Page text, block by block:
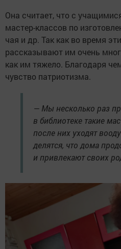
Она считает, что с
мастер-классов по
чая и др. Так как во время
рассказывают им очень
как им тяжело. Благодаря
чувство патриотизма.
— Мы несколько раз
в библиотеке такие
после них уходят
делятся, что дома
и привлекают своих